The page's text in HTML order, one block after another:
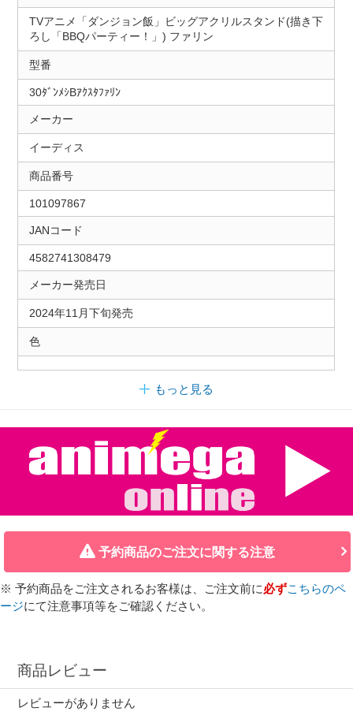
TVアニメ「ダンジョン飯」ビッグアクリルスタンド(描き下
ろし「BBQパーティー！」) ファリン
型番
30ﾀﾞﾝﾒｼBｱｸｽﾀﾌｧﾘﾝ
メーカー
イーディス
商品番号
101097867
JANコード
4582741308479
メーカー発売日
2024年11月下旬発売
色
もっと見る
予約商品のご注文に関する注意
※ 予約商品をご注文されるお客様は、ご注文前に必ずこちらのペ
ージにて注意事項等をご確認ください。
商品レビュー
レビューがありません